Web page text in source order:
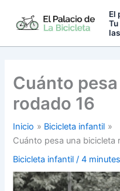
El
Cuánto
rodado 16
Inicio
Bicicleta infantil
Cuánto pesa una bicicleta
Bicicleta infantil /4